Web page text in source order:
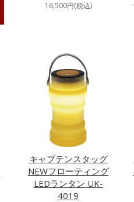
16,500円(税込)
キャプテンスタッグ
NEWフローティング
LEDランタン UK-
4019